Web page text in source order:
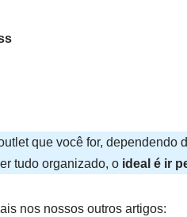
que você for, dependendo
tudo organizado, o ideal é ir
nos nossos outros artigos: